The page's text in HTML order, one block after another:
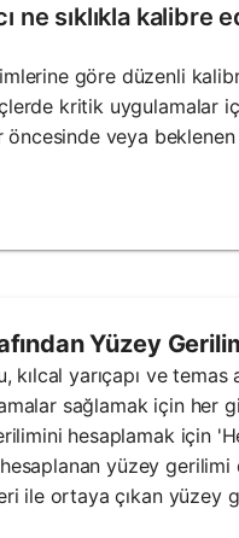
ne sıklıkla kalibre
göre düzenli
kritik uygulamalar
öncesinde veya
Yüzey
kılcal yarıçapı ve
sağlamak için her
hesaplamak için
yüzey
ile ortaya çıkan